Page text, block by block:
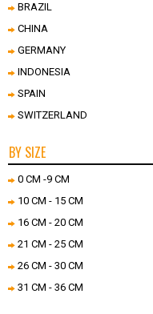
BRAZIL
CHINA
GERMANY
INDONESIA
SPAIN
SWITZERLAND
BY SIZE
0 CM -9 CM
10 CM - 15 CM
16 CM - 20 CM
21 CM - 25 CM
26 CM - 30 CM
31 CM - 36 CM